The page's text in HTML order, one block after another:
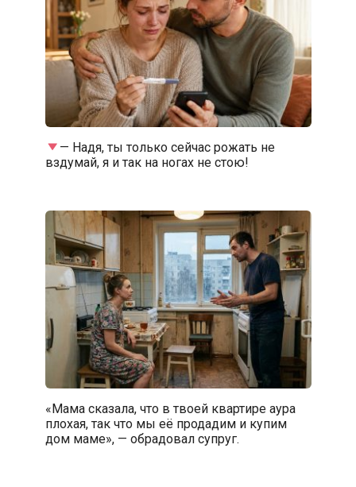
— Надя, ты только сейчас рожать не
вздумай, я и так на ногах не стою!
«Мама сказала, что в твоей квартире аура
плохая, так что мы её продадим и купим
дом маме», — обрадовал супруг.